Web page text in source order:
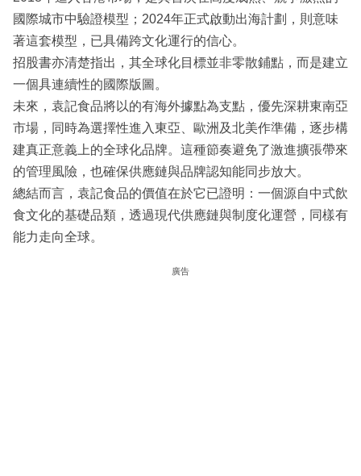
國際城市中驗證模型；2024年正式啟動出海計劃，則意味
著這套模型，已具備跨文化運行的信心。
招股書亦清楚指出，其全球化目標並非零散鋪點，而是建立
一個具連續性的國際版圖。
未來，袁記食品將以的有海外據點為支點，優先深耕東南亞
市場，同時為選擇性進入東亞、歐洲及北美作準備，逐步構
建真正意義上的全球化品牌。這種節奏避免了激進擴張帶來
的管理風險，也確保供應鏈與品牌認知能同步放大。
總結而言，袁記食品的價值在於它已證明：一個源自中式飲
食文化的基礎品類，透過現代供應鏈與制度化運營，同樣有
能力走向全球。
廣告